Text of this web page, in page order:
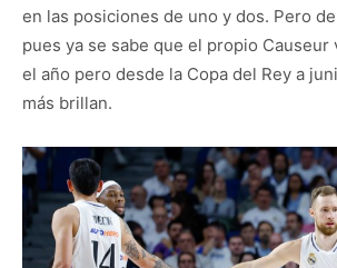
en las posiciones de uno y dos. Pero
pues ya se sabe que el propio Causeur
el año pero desde la Copa del Rey a
más brillan.